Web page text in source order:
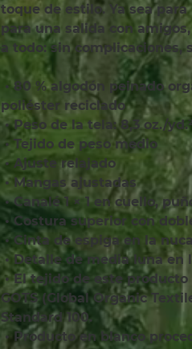
toque de estilo. Ya sea
para una salida con
a todo: sin complicaciones,
poliéster reciclado
• Peso de la tela: 8,3 oz./
• Tejido de peso medio
• Ajuste relajado
• Mangas ajustadas
• Canalé 1 × 1 en cuello,
• Costura superior con
• Cinta de espiga en la nuca
• Detalle de media luna en
• El tejido de este producto cuenta con las certificaciones
GOTS (Global Organic
Standard 100.
• Producto en blanco